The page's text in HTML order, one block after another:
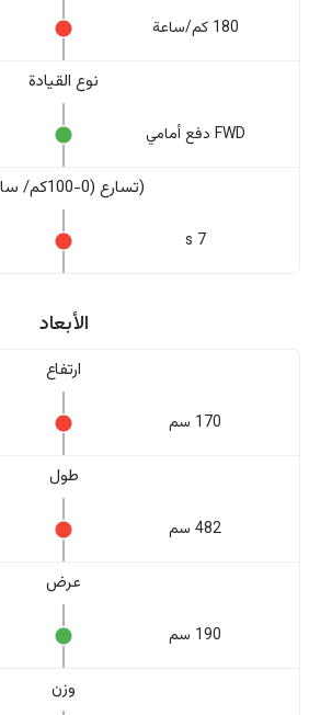
180 كم/ساعة
نوع القيادة
FWD دفع أمامي
(تسارع (0-100كم/ ساعة
7 s
الأبعاد
ارتفاع
170 سم
طول
482 سم
عرض
190 سم
وزن